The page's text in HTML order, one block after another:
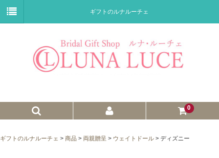
ギフトのルナルーチェ
0
ギフトのルナルーチェ > 商品 > 両親贈呈 > ウェイトドール > ディズニー